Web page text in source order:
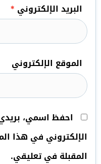
البريد الإلكتروني *
الموقع الإلكتروني
احفظ اسمي،
الإلكتروني في هذا
المقبلة في تعليقي.